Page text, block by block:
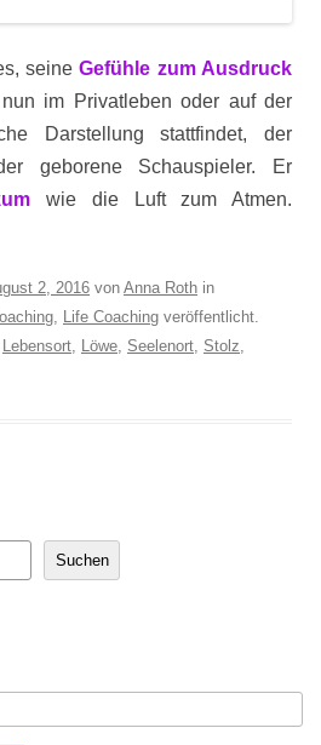
seineGefühle zum Ausdruck
im Privatleben oder auf der
Darstellung stattfindet, der
geborene Schauspieler. Er
wie die Luft zum Atmen.
2, 2016 von Anna Roth in
, Life Coaching veröffentlicht.
Lebensort, Löwe, Seelenort, Stolz,
Suchen